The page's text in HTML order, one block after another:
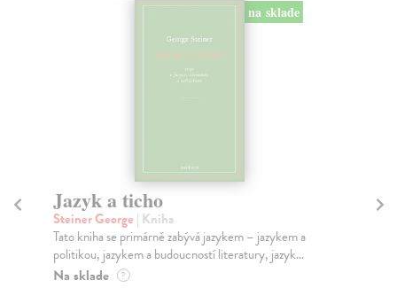
na sklade
Jazyk a ticho
Steiner George | Kniha
Tato kniha se primárně zabývá jazykem – jazykem a
politikou, jazykem a budoucností literatury, jazyk...
Na sklade ?